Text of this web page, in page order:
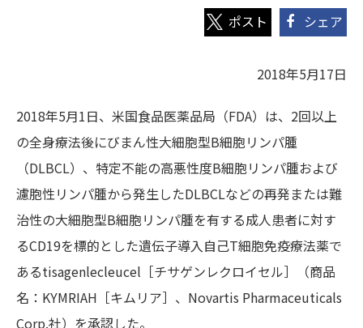
シェア
2018年5月17日
2018年5月1日、米国食品医薬品局（FDA）は、2回以上
の全身療法後にびまん性大細胞型B細胞リンパ腫
（DLBCL）、特定不能の高悪性度B細胞リンパ腫および
濾胞性リンパ腫から発生したDLBCLなどの再発または難
治性の大細胞型B細胞リンパ腫を有する成人患者に対す
るCD19を標的とした遺伝子導入自己T細胞免疫療法薬で
あるtisagenlecleucel［チサゲンレクロイセル］（商品
名：KYMRIAH［キムリア］、Novartis Pharmaceuticals
Corp.社）を承認した。